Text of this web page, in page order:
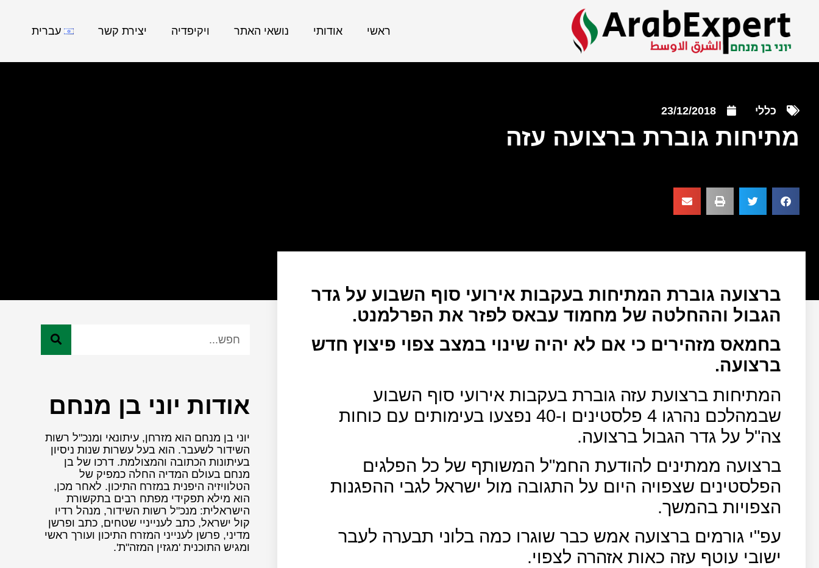
ראשי אודותי נושאי האתר ויקיפדיה יצירת קשר עברית
כללי 23/12/2018
מתיחות גוברת ברצועה עזה
ברצועה גוברת המתיחות בעקבות אירועי סוף השבוע על גדר
הגבול וההחלטה של מחמוד עבאס לפזר את הפרלמנט.
בחמאס מזהירים כי אם לא יהיה שינוי במצב צפוי פיצוץ חדש
ברצועה.
המתיחות ברצועת עזה גוברת בעקבות אירועי סוף השבוע
שבמהלכם נהרגו 4 פלסטינים ו-40 נפצעו בעימותים עם כוחות
צה"ל על גדר הגבול ברצועה.
ברצועה ממתינים להודעת החמ"ל המשותף של כל הפלגים
הפלסטינים שצפויה היום על התגובה מול ישראל לגבי ההפגנות
הצפויות בהמשך.
עפ"י גורמים ברצועה אמש כבר שוגרו כמה בלוני תבערה לעבר
ישובי עוטף עזה כאות אזהרה לצפוי.
אודות יוני בן מנחם
יוני בן מנחם הוא מזרחן, עיתונאי ומנכ"ל רשות
השידור לשעבר. הוא בעל עשרות שנות ניסיון
בעיתונות הכתובה והמצולמת. דרכו של בן
מנחם בעולם המדיה החלה כמפיק של
הטלוויזיה היפנית במזרח התיכון. לאחר מכן,
הוא מילא תפקידי מפתח רבים בתקשורת
הישראלית: מנכ"ל רשות השידור, מנהל רדיו
קול ישראל, כתב לענייניי שטחים, כתב ופרשן
מדיני, פרשן לענייני המזרח התיכון ועורך ראשי
ומגיש התוכנית 'מגזין המזה"ת'.